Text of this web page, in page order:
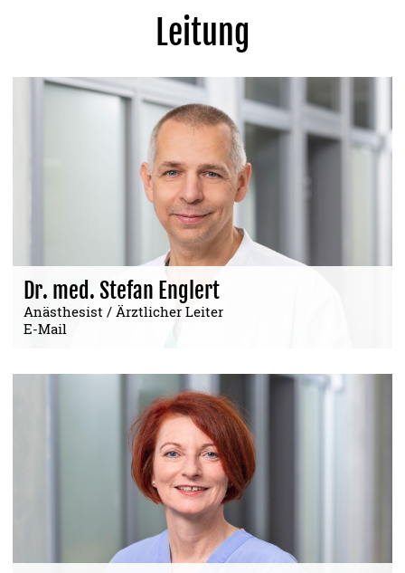
Leitung
Dr. med. Stefan Englert
Anästhesist / Ärztlicher Leiter
E-Mail